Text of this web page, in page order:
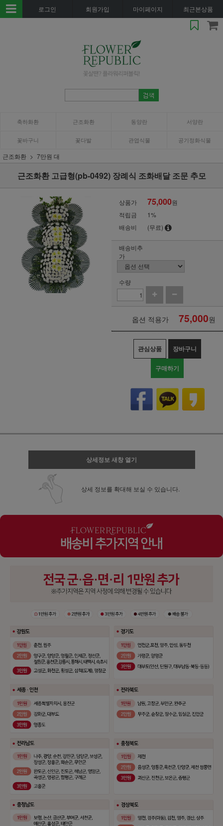
로그인 회원가입 마이페이지 최근본상품
축하화환 근조화환 동양란 서양란
꽃바구니 꽃다발 관엽식물 공기정화식물
근조화환 7만원 대
근조화환 고급형(pb-0492) 장례식 조화배달 조문 추모
상품가 75,000원
적립금
1%
배송비
(무료)
배송비추
가
수량
옵션 적용가 75,000원
관심상품 장바구니
구매하기
상세정보 새창 열기
상세 정보를 확대해 보실 수 있습니다.